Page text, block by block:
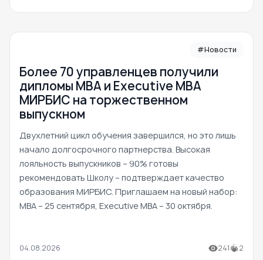
#Новости
Более 70 управленцев получили
дипломы MBA и Executive MBA
МИРБИС на торжественном
выпускном
Двухлетний цикл обучения завершился, но это лишь
начало долгосрочного партнерства. Высокая
лояльность выпускников – 90% готовы
рекомендовать Школу – подтверждает качество
образования МИРБИС. Приглашаем на новый набор:
MBA – 25 сентября, Executive MBA – 30 октября.
04.08.2026 241 2